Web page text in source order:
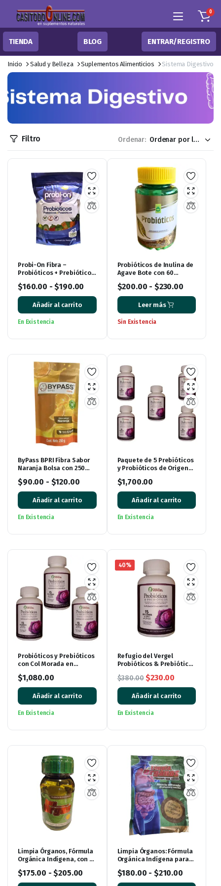
0
TIENDA BLOG ENTRAR/REGISTRO
Inicio Salud y Belleza Suplementos Alimenticios Sistema Digestivo
Filtro Ordenar:
Probi-On Fibra –
Probióticos + Prebióticos
$160.00 - $190.00
Añadir al carrito
En Existencia
Probióticos de Inulina de
Agave Bote con 60
$200.00 - $230.00
Leer más
Sin Existencia
ByPass BPRI Fibra Sabor
Naranja Bolsa con 250
$90.00 - $120.00
Añadir al carrito
En Existencia
Paquete de 5 Prebióticos
y Probióticos de Origen
Vergel
$1,700.00
Añadir al carrito
En Existencia
Probióticos y Prebióticos
con Col Morada en
$1,080.00
Añadir al carrito
En Existencia
40%
Refugio del Vergel
Probióticos & Prebióticos
Cápsulas de 500 mg
$380.00 El
precio
original
era:
$230.00
precio
actual
Añadir al carrito
En Existencia
Limpia Órganos, Fórmula
Orgánica Indígena, con 30
$175.00 -$205.00
Limpia Órganos: Fórmula
Orgánica Indígena para
$180.00 - $210.00